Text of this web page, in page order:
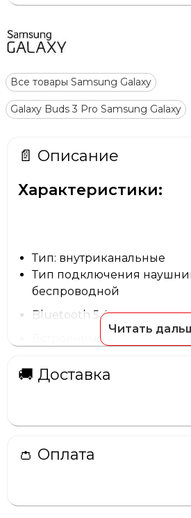
Все товары Samsung Galaxy
Galaxy Buds 3 Pro Samsung Galaxy
📄 Описание
Характеристики:
Тип: внутриканальные
Тип подключения
беспроводной
Bluetooth 5.4
Встроенный микрофон
Класс
Время работы без
Читать
🚚 Доставка
👛 Оплата